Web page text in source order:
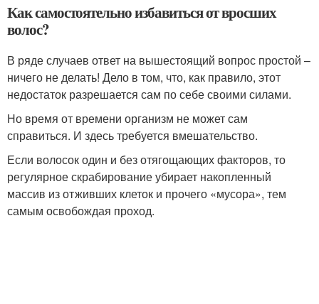
Как самостоятельно избавиться от вросших
волос?
В ряде случаев ответ на вышестоящий вопрос простой –
ничего не делать! Дело в том, что, как правило, этот
недостаток разрешается сам по себе своими силами.
Но время от времени организм не может сам
справиться. И здесь требуется вмешательство.
Если волосок один и без отягощающих факторов, то
регулярное скрабирование убирает накопленный
массив из отживших клеток и прочего «мусора», тем
самым освобождая проход.